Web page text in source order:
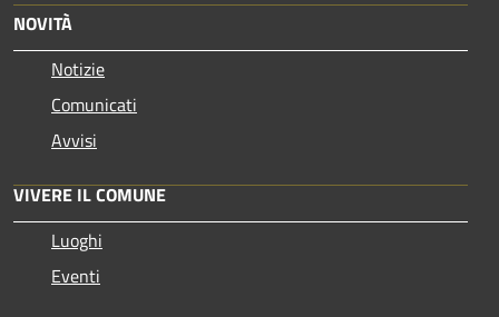
NOVITÀ
Notizie
Comunicati
Avvisi
VIVERE IL COMUNE
Luoghi
Eventi